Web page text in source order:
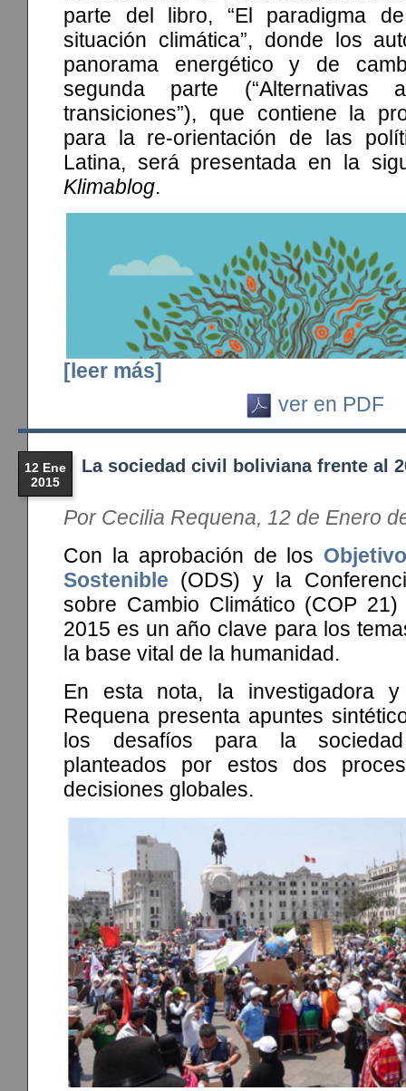
parte del libro, “El paradigma
situación climática”, donde los
panorama energético y de
segunda parte (“Alternativas
transiciones”), que contiene la
para la re-orientación de las
Latina, será presentada en la
Klimablog.
[leer más]
ver en PDF
12 Ene
2015
La sociedad civil boliviana frente al
Por Cecilia Requena, 12 de Enero
Con la aprobación de los
Sostenible (ODS) y la
sobre Cambio Climático (COP
2015 es un año clave para los
la base vital de la humanidad.
En esta nota, la investigadora y
Requena presenta apuntes
los desafíos para la
planteados por estos dos
decisiones globales.